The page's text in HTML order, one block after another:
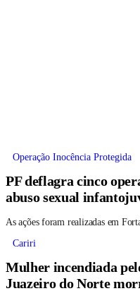
Operação Inocência Protegida
PF deflagra cinco
abuso sexual
As ações foram realizadas em
Cariri
Mulher incendiada
Juazeiro do Norte